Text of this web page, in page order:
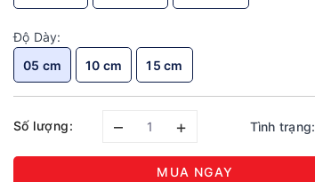
Độ Dày:
05 cm
10 cm 15 cm
Số lượng: – + Tình trạng:
MUA NGAY